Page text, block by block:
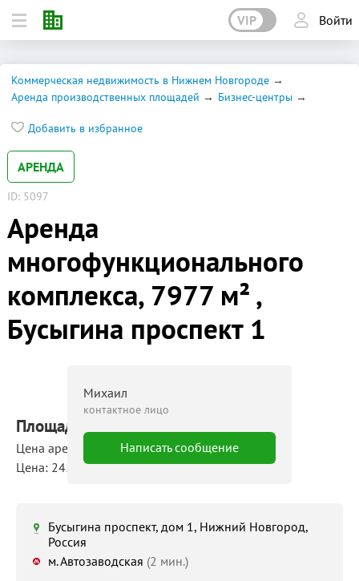
VIP Войти
Коммерческая недвижимость в Нижнем Новгороде
Аренда производственных площадей
Бизнес-центры
Добавить в избранное
АРЕНДА
ID: 5097
Аренда
многофункционального
комплекса, 7977 м² ,
Бусыгина проспект 1
Михаил
контактное лицо
Написать сообщение
Площадь: 7977 м²
Цена аренды: 1 954 365 руб./мес
Цена: 245 руб./м²/мес
Бусыгина проспект, дом 1, Нижний Новгород,
Россия
м. Автозаводская (2 мин.)